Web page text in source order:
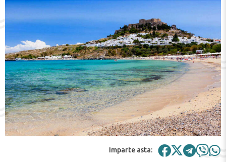
Imparte asta: